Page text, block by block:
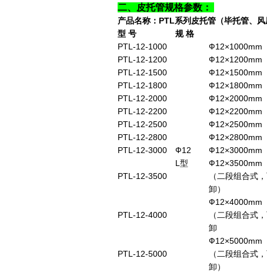
二、皮托管规格参数：
产品名称：PTL系列皮托管（毕托管、风
型 号
规 格
PTL-12-1000
Ф12
L型
Ф12×1000mm
PTL-12-1200 Ф12×1200mm
PTL-12-1500 Ф12×1500mm
PTL-12-1800 Ф12×1800mm
PTL-12-2000 Ф12×2000mm
PTL-12-2200 Ф12×2200mm
PTL-12-2500 Ф12×2500mm
PTL-12-2800 Ф12×2800mm
PTL-12-3000 Ф12×3000mm
PTL-12-3500
Ф12×3500mm
（二段组合式
卸）
PTL-12-4000
Ф12×4000mm
（二段组合式
卸
PTL-12-5000
Ф12×5000mm
（二段组合式
卸）